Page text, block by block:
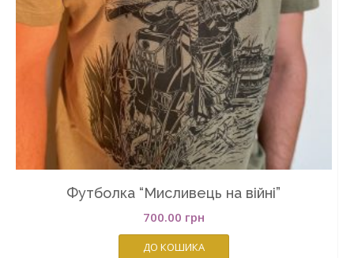
Футболка “Мисливець на війні”
700.00 грн
ДО КОШИКА